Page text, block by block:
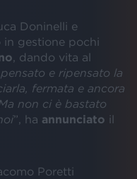
Doninelli e
in gestione pochi
, dando vita al
e ripensato la
fermata e ancora
non ci è bastato
”, ha annunciato il
Poretti